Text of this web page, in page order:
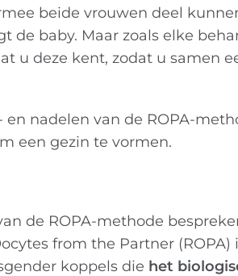
beide vrouwen deel
de baby. Maar zoals elke
u deze kent, zodat u samen
nadelen van de ROPA-
een gezin te vormen.
de ROPA-methode
from the Partner
koppels die het